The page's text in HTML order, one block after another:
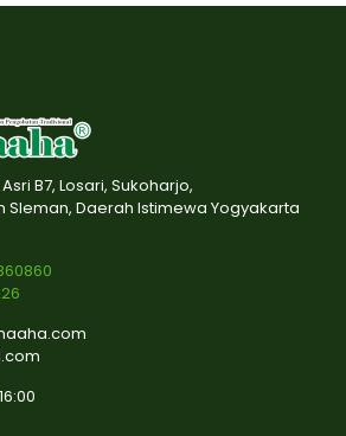
B7, Losari, Sukoharjo,
Sleman, Daerah Istimewa Yogyakarta